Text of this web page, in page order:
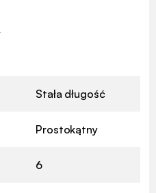
Stała długość
Prostokątny
6